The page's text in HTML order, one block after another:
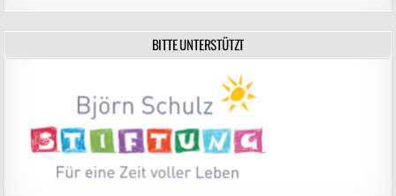
BITTE UNTERSTÜTZT